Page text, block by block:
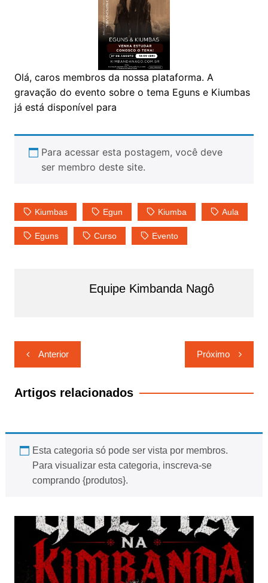
Olá, caros membros da nossa plataforma. A
gravação do evento sobre o tema Eguns e Kiumbas
já está disponível para
Para acessar esta postagem, você deve
ser membro deste site.
Kiumbas Egun Kiumba Aula
Eguns Curso Evento
Equipe Kimbanda Nagô
Navegação
de
Post
Anterior Próximo
Artigos relacionados
Esta categoria só pode ser vista por membros.
Para visualizar esta categoria, inscreva-se
comprando {produtos}.